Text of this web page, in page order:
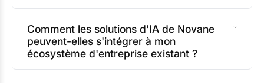
Comment les solutions d'IA de Novane
peuvent-elles s'intégrer à mon
écosystème d'entreprise existant ?